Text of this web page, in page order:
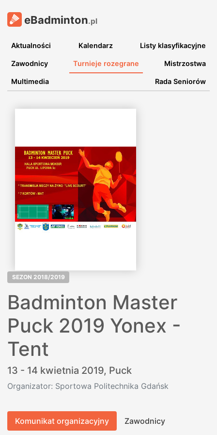
eBadminton.pl
Aktualności Kalendarz Listy klasyfikacyjne
Zawodnicy Turnieje rozegrane Mistrzostwa
Multimedia Rada Seniorów
SEZON 2018/2019
Badminton Master
Puck 2019 Yonex -
Tent
13 - 14 kwietnia 2019, Puck
Organizator: Sportowa Politechnika Gdańsk
Komunikat organizacyjny
Zawodnicy